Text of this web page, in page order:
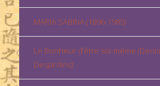
MARIA SABINA (1896-1985)
Le Bonheur d’être soi-même
Desjardins)